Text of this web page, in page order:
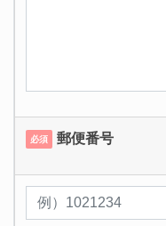
必須 郵便番号